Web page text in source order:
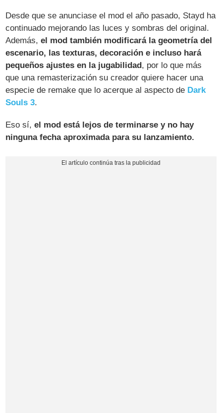
Desde que se anunciase el mod el año pasado, Stayd ha
continuado mejorando las luces y sombras del original.
Además,el mod también modificará la geometría del
escenario, las texturas, decoración e incluso hará
pequeños ajustes en la jugabilidad , por lo que más
que una remasterización su creador quiere hacer una
especie de remake que lo acerque al aspecto de Dark
Souls 3.
Eso sí,el mod está lejos de terminarse y no hay
ninguna fecha aproximada para su lanzamiento.